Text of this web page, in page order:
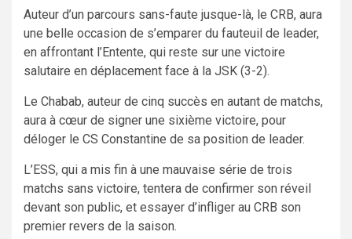
Auteur d’un parcours sans-faute jusque-là, le CRB, aura
une belle occasion de s’emparer du fauteuil de leader,
en affrontant l’Entente, qui reste sur une victoire
salutaire en déplacement face à la JSK (3-2).
Le Chabab, auteur de cinq succès en autant de matchs,
aura à cœur de signer une sixième victoire, pour
déloger le CS Constantine de sa position de leader.
L’ESS, qui a mis fin à une mauvaise série de trois
matchs sans victoire, tentera de confirmer son réveil
devant son public, et essayer d’infliger au CRB son
premier revers de la saison.